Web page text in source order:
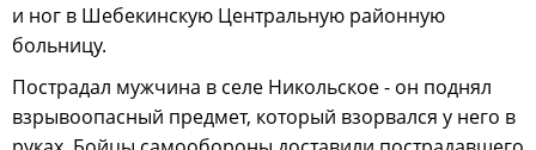
и ног в Шебекинскую Центральную районную
больницу.
Пострадал мужчина в селе Никольское - он поднял
взрывоопасный предмет, который взорвался у него в